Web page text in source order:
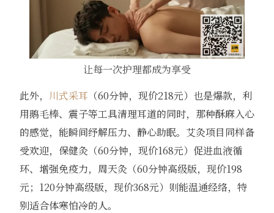
让每一次护理都成为享受
此外， 川式采耳 （60分钟，现价218元）也是爆款，利
用鹅毛棒、震子等工具清理耳道的同时，那种酥麻入心
的感觉，能瞬间纾解压力、静心助眠。艾灸项目同样备
受欢迎，保健灸（60分钟，现价168元）促进血液循
环、增强免疫力，周天灸（60分钟高级版，现价198
元；120分钟高级版，现价368元）则能温通经络，特
别适合体寒怕冷的人。